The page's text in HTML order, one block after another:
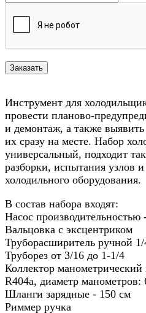
Инструмент для
провести планово-
и демонтаж, а также
их сразу на месте. Набор
универсальный, подходит
разборки, испытания узлов
холодильного оборудования.
В состав набора входят:
Насос производительностью
Вальцовка с эксцентриком
Труборасширитель ручной
Труборез от 3/16 до 1-1/4
Коллектор
R404a, диаметр манометров:
Шланги зарядные - 150 см
Риммер ручка